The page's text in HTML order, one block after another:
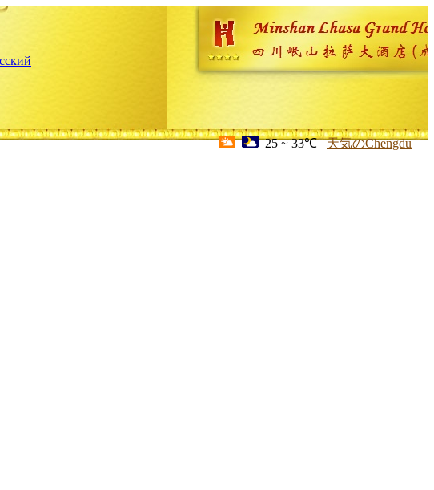
25 ~ 33℃ 天気のChengdu